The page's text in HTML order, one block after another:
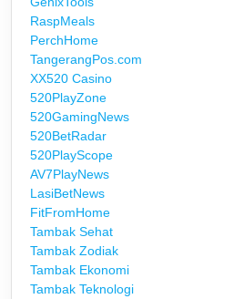
RaspMeals
PerchHome
TangerangPos.com
XX520 Casino
520PlayZone
520GamingNews
520BetRadar
520PlayScope
AV7PlayNews
LasiBetNews
FitFromHome
Tambak Sehat
Tambak Zodiak
Tambak Ekonomi
Tambak Teknologi